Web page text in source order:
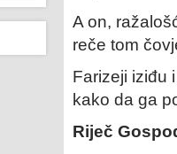
A on,
reče tom
Farizeji iziđu
kako da ga
Riječ